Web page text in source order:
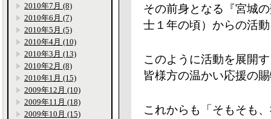
その前身となる『宮城
士１年の頃）からの活
このように活動を展開
皆様方の温かい応援の
これからも「そもそも
2010年7月 (8)
2010年6月 (7)
2010年5月 (5)
2010年4月 (10)
2010年3月 (13)
2010年2月 (8)
2010年1月 (15)
2009年12月 (10)
2009年11月 (18)
2009年10月 (15)